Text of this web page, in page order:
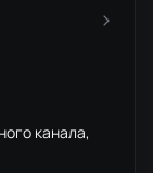
канала,